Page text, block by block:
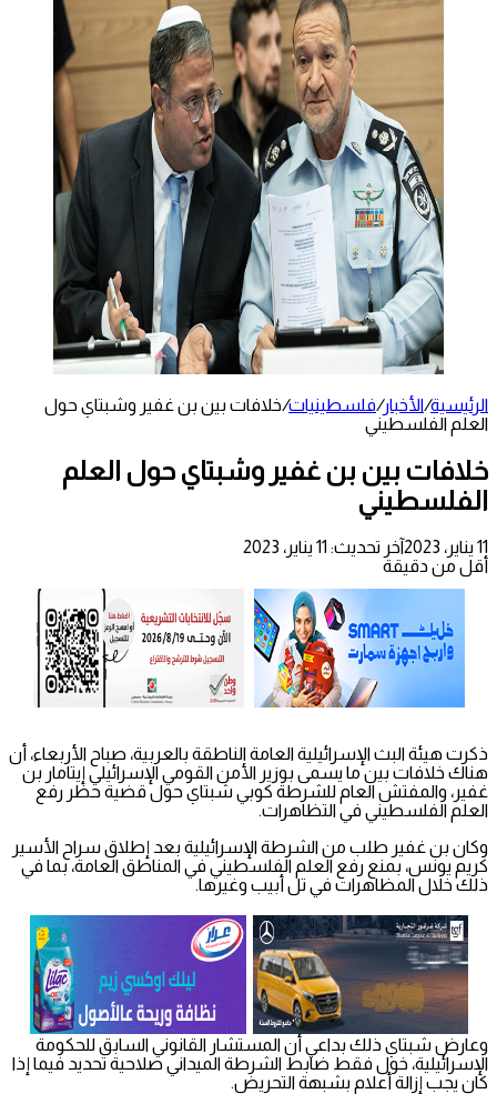
الرئيسية/الأخبار/فلسطينيات/خلافات بين بن غفير وشبتاي حول
العلم الفلسطيني
خلافات بين بن غفير وشبتاي حول العلم
الفلسطيني
11 يناير، 2023
آخر تحديث: 11 يناير، 2023
أقل من دقيقة
ذكرت هيئة البث الإسرائيلية العامة الناطقة بالعربية، صباح الأربعاء، أن
هناك خلافات بين ما يسمى بوزير الأمن القومي الإسرائيلي إيتامار بن
غفير، والمفتش العام للشرطة كوبي شبتاي حول قضية حظر رفع
العلم الفلسطيني في التظاهرات.
وكان بن غفير طلب من الشرطة الإسرائيلية بعد إطلاق سراح الأسير
كريم يونس، بمنع رفع العلم الفلسطيني في المناطق العامة، بما في
ذلك خلال المظاهرات في تل أبيب وغيرها.
وعارض شبتاي ذلك بداعي أن المستشار القانوني السابق للحكومة
الإسرائيلية، خول فقط ضابط الشرطة الميداني صلاحية تحديد فيما إذا
كان يجب إزالة أعلام بشبهة التحريض.